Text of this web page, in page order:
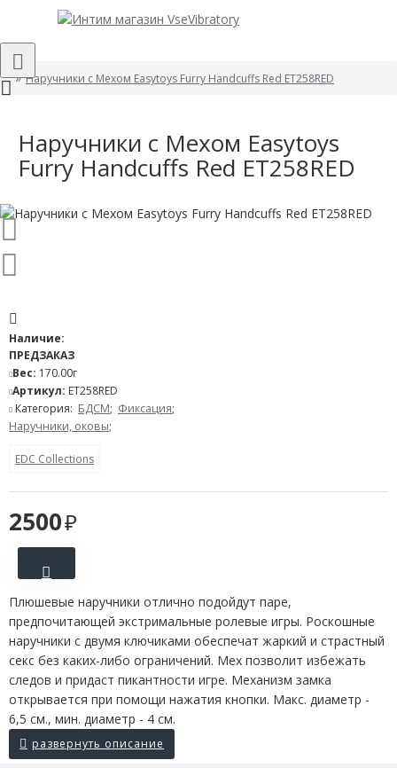
Наручники с Мехом Easytoys Furry Handcuffs Red ET258RED
Наручники с Мехом Easytoys
Furry Handcuffs Red ET258RED
2500
Наличие:
ПРЕДЗАКАЗ
Вес: 170.00г
Артикул: ET258RED
Категория: БДСМ; Фиксация;
Наручники, оковы;
EDC Collections
Плюшевые наручники отлично подойдут паре,
предпочитающей экстримальные ролевые игры. Роскошные
наручники с двумя ключиками обеспечат жаркий и страстный
секс без каких-либо ограничений. Мех позволит избежать
следов и придаст пикантности игре. Механизм замка
открывается при помощи нажатия кнопки. Макс. диаметр -
6,5 см., мин. диаметр - 4 см.